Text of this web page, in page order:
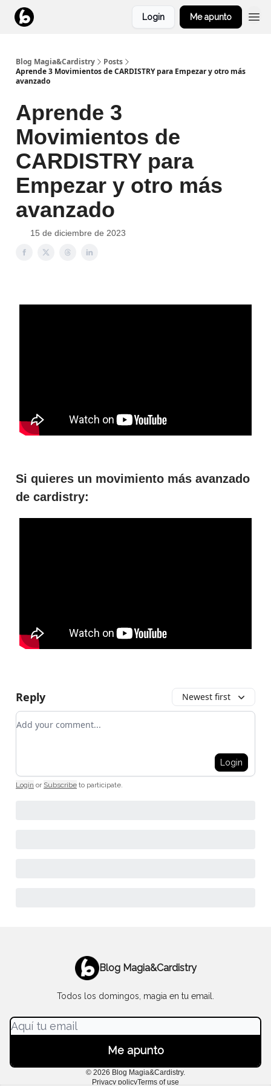
Login Me apunto
Blog Magia&Cardistry
Posts
Aprende 3 Movimientos de CARDISTRY para Empezar y otro más
avanzado
Aprende 3
Movimientos de
CARDISTRY para
Empezar y otro más
avanzado
15 de diciembre de 2023
Si quieres un movimiento más avanzado
de cardistry:
Reply Newest first
Add your comment
Login
Login or Subscribe to participate.
Blog Magia&Cardistry
Todos los domingos, magia en tu email.
© 2026 Blog Magia&Cardistry.
Privacy policyTerms of use